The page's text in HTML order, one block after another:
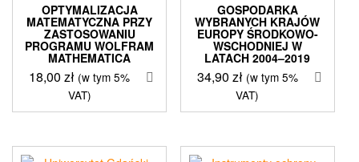
OPTYMALIZACJA
MATEMATYCZNA PRZY
ZASTOSOWANIU
PROGRAMU WOLFRAM
MATHEMATICA
18,00zł (w tym 5%
VAT)
GOSPODARKA
WYBRANYCH KRAJÓW
EUROPY ŚRODKOWO-
WSCHODNIEJ W
LATACH 2004–2019
34,90 zł (w tym 5%
VAT)